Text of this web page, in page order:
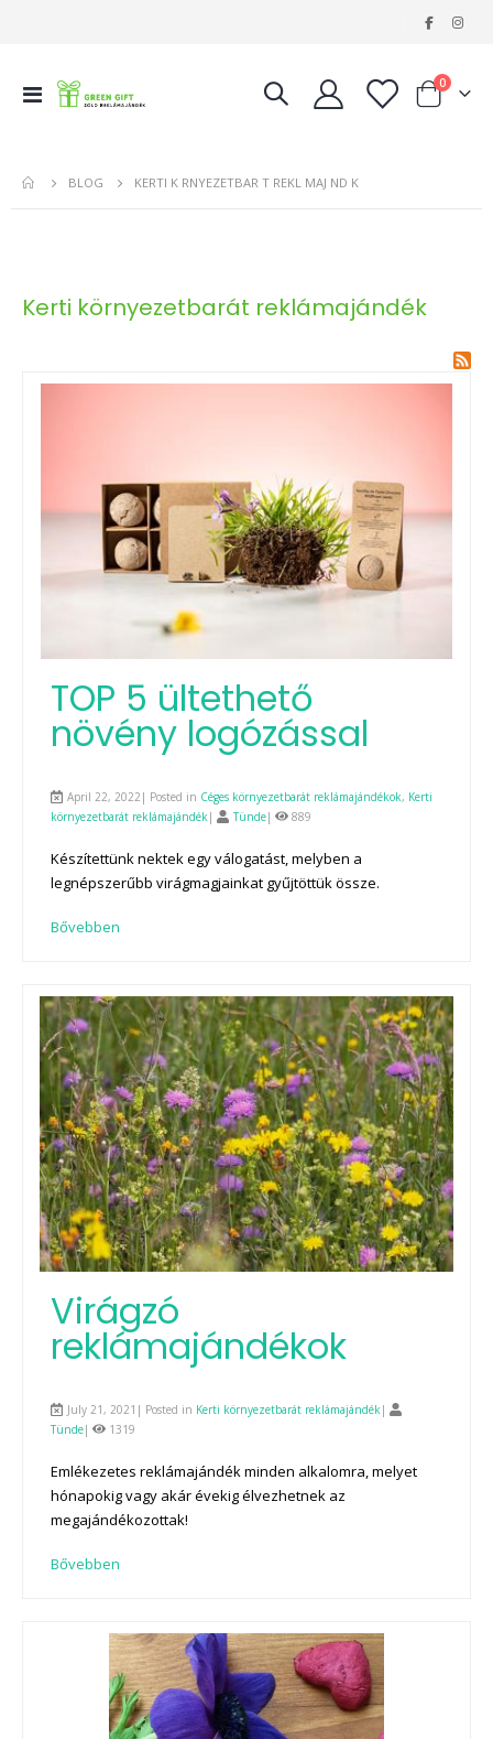
Navigáció
Kosár
0tételeket
BLOG KERTI K RNYEZETBAR T REKL MAJ ND K
Kerti környezetbarát reklámajándék
TOP 5 ültethető
növény logózással
April 22, 2022| Posted in Céges környezetbarát reklámajándékok, Kerti
környezetbarát reklámajándék | Tünde| 889
Készítettünk nektek egy válogatást, melyben a
legnépszerűbb virágmagjainkat gyűjtöttük össze.
Bővebben
Virágzó
reklámajándékok
July 21, 2021| Posted in Kerti környezetbarát reklámajándék |
Tünde| 1319
Emlékezetes reklámajándék minden alkalomra, melyet
hónapokig vagy akár évekig élvezhetnek az
megajándékozottak!
Bővebben